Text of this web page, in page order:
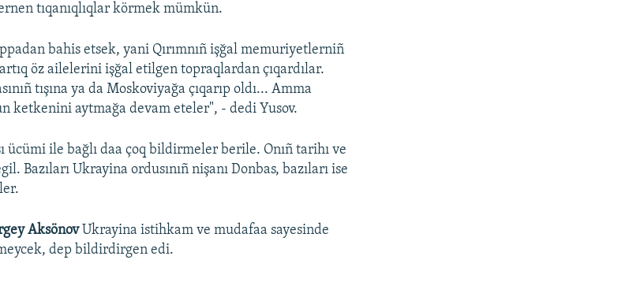
tıqanıqlıqlar körmek mümkün.
bahis etsek, yani Qırımnıñ işğal memuriyetlerniñ
öz ailelerini işğal etilgen topraqlardan çıqardılar.
tışına ya da Moskoviyağa çıqarıp oldı... Amma
ketkenini aytmağa devam eteler", - dedi Yusov.
ücümi ile bağlı daa çoq bildirmeler berile. Onıñ tarihı ve
Bazıları Ukrayina ordusınıñ nişanı Donbas, bazıları ise
AksönovUkrayina istihkam ve mudafaa sayesinde
dep bildirdirgen edi.